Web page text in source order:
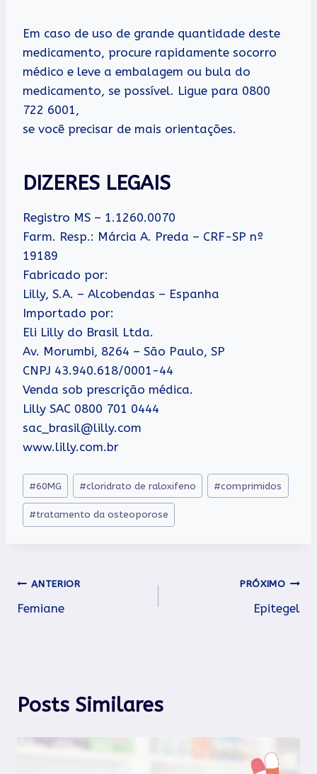
Em caso de uso de grande quantidade deste
medicamento, procure rapidamente socorro
médico e leve a embalagem ou bula do
medicamento, se possível. Ligue para 0800
722 6001,
se você precisar de mais orientações.
DIZERES LEGAIS
Registro MS – 1.1260.0070
Farm. Resp.: Márcia A. Preda – CRF-SP nº
19189
Fabricado por:
Lilly, S.A. – Alcobendas – Espanha
Importado por:
Eli Lilly do Brasil Ltda.
Av. Morumbi, 8264 – São Paulo, SP
CNPJ 43.940.618/0001-44
Venda sob prescrição médica.
Lilly SAC 0800 701 0444
sac_brasil@lilly.com
www.lilly.com.br
Tags
do
Post:
#60MG #cloridrato de raloxifeno #comprimidos
#tratamento da osteoporose
Navegação
de
ANTERIOR
Femiane
PRÓXIMO
Epitegel
Posts Similares